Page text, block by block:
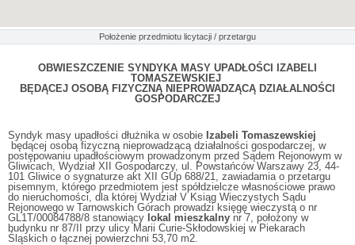
Położenie przedmiotu licytacji / przetargu
OBWIESZCZENIE SYNDYKA MASY UPADŁOŚCI IZABELI
TOMASZEWSKIEJ
BĘDĄCEJ OSOBĄ FIZYCZNĄ NIEPROWADZĄCĄ DZIAŁALNOŚCI
GOSPODARCZEJ
Syndyk masy upadłości dłużnika w osobie Izabeli Tomaszewskiej
będącej osobą fizyczną nieprowadzącą działalności gospodarczej, w
postępowaniu upadłościowym prowadzonym przed Sądem Rejonowym w
Gliwicach, Wydział XII Gospodarczy, ul. Powstańców Warszawy 23, 44-
101 Gliwice o sygnaturze akt XII GUp 688/21, zawiadamia o przetargu
pisemnym, którego przedmiotem jest spółdzielcze własnościowe prawo
do nieruchomości, dla której Wydział V Ksiąg Wieczystych Sądu
Rejonowego w Tarnowskich Górach prowadzi księgę wieczystą o nr
GL1T/00084788/8 stanowiący lokal mieszkalny nr 7, położony w
budynku nr 87/II przy ulicy Marii Curie-Skłodowskiej w Piekarach
Śląskich o łącznej powierzchni 53,70 m2.